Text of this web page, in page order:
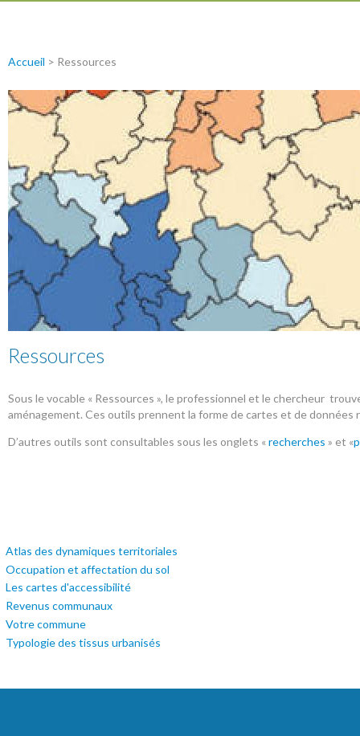
Atlas des dynamiques territoriales
Occupation et affectation du sol
Les cartes d'accessibilité
Revenus communaux
Votre commune
Typologie des tissus urbanisés
Accueil > Ressources
Ressources
Sous le vocable « Ressources », le professionnel et le chercheur
aménagement. Ces outils prennent la forme de cartes et de
D’autres outils sont consultables sous les onglets «recherches » et «